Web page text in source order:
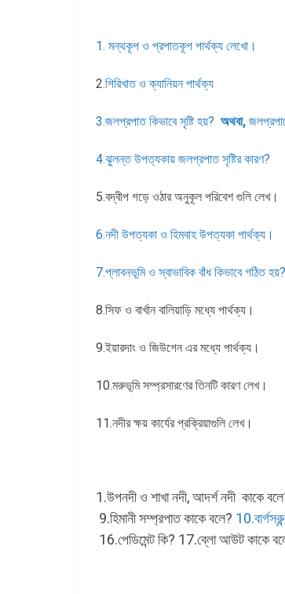
1. মন্থকূপ ও প্রপাতকূপ পার্থক্য লেখো।
2.গিরিখাত ও ক্যানিয়ন পার্থক্য
3.জলপ্রপাত কিভাবে সৃষ্টি হয়? অথবা,
4.ঝুলন্ত উপত্যকায় জলপ্রপাত সৃষ্টির কারণ?
5.বদ্বীপ গড়ে ওঠার অনুকূল পরিবেশ গুলি লেখ।
6.নদী উপত্যকা ও হিমবাহ উপত্যকা পার্থক্য।
7.প্লাবনভূমি ও স্বাভাবিক বাঁধ কিভাবে গঠিত হয়?
8.সিফ ও বার্খান বালিয়াড়ি মধ্যে পার্থক্য।
9.ইয়ারদাং ও জিউগেন এর মধ্যে পার্থক্য।
10.মরুভূমি সম্প্রসারণের তিনটি কারণ লেখ।
11.নদীর ক্ষয় কার্যের প্রক্রিয়াগুলি লেখ।
1.উপনদী ও শাখা নদী, আদর্শ নদী কাকে
9.হিমানী সম্প্রপাত কাকে বলে?
16.পেডিমেন্ট কি? 17.ব্লো আউট কাকে